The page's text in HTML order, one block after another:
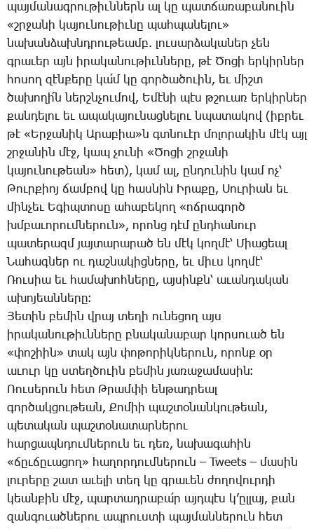
պայ­մա­նագ­րու­թիւն­ներն ալ կը պատ­ճա­ռա­բա­նո­ւին
«շրջա­նի կա­յու­նու­թիւ­նը պահ­պա­նե­լու»
նա­խան­ձախնդ­րու­թեամբ. լու­սար­ձա­կա­ներ չեն
գրա­ւեր այն ի­րա­կա­նու­թիւն­նե­րը, թէ ­Ծո­ցի եր­կիր­ներ
հո­սող զէն­քե­րը կա՛մ կը գոր­ծա­ծո­ւին, եւ միշտ
ծա­խո­ղի՛ն ներշն­չու­մով, Ե­մէ­նի պէս թշո­ւառ եր­կիր­ներ
քան­դե­լու եւ ա­պա­կա­յու­նաց­նե­լու նպա­տա­կով (իբ­րեւ
թէ «Եր­ջա­նիկ Ա­րա­բիա»ն գտ­նո­ւէր մո­լո­րա­կին մէկ այլ
շրջա­նին մէջ, կապ չու­նի «­Ծո­ցի շրջա­նի
կա­յու­նու­թեան» հետ), կամ ալ, ըն­դու­նին կամ ոչ՝
­Թուր­քիոյ ճամ­բով կը հաս­նին Ի­րա­քը, ­Սու­րիան եւ
մին­չեւ Ե­գիպ­տո­սը ա­հա­բե­կող «ոճ­րա­գործ
խմբա­ւո­րում­նե­րուն», ո­րոնց դէմ ընդ­հա­նուր
պա­տե­րազմ յայ­տա­րա­րած են մէկ կող­մէ՝ ­Միա­ցեալ
­Նա­հագ­ներ ու դաշ­նա­կից­նե­րը, եւ միւս կող­մէ՝
­Ռու­սիա եւ հա­մա­խոհ­նե­րը, այ­սինքն՝ ա­ւան­դա­կան
ա­խո­յեան­նե­րը։
­Յե­տին բե­մին վրայ տե­ղի ու­նե­ցող այս
ի­րա­կա­նու­թիւն­նե­րը բնա­կա­նա­բար կոր­սո­ւած են
«փո­շիին» տակ այն փո­թո­րիկ­նե­րուն, ո­րոնք օր
ա­ւուր կը ստեղ­ծո­ւին բե­մին յա­ռա­ջա­մա­սին։
­Ռու­սե­րուն հետ Թ­րամ­փի են­թադ­րեալ
գոր­ծակ­ցու­թեան, ­Քո­միի պաշ­տօ­նան­կու­թեան,
պե­տա­կան պաշ­տօ­նա­տար­նե­րու
հար­ցապն­դում­նե­րուն եւ դեռ, նա­խա­գա­հին
«ճըւ­ճը­ւա­ցող» հա­ղոր­դում­նե­րուն – Tweets – ­մա­սին
լու­րե­րը շատ ա­ւե­լի տեղ կը գրա­ւեն ժո­ղո­վուր­դի
կեան­քին մէջ, պար­տադ­րա­բա՛ր այդ­պէս կ­’ըլ­լայ, քան
զան­գո­ւած­նե­րու ապ­րուս­տի պայ­ման­նե­րուն հետ